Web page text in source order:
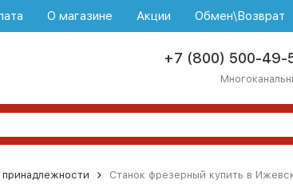
О магазине Акции Обмен\Возврат
+7 (800) 500-49-
Станок фрезерный купить в